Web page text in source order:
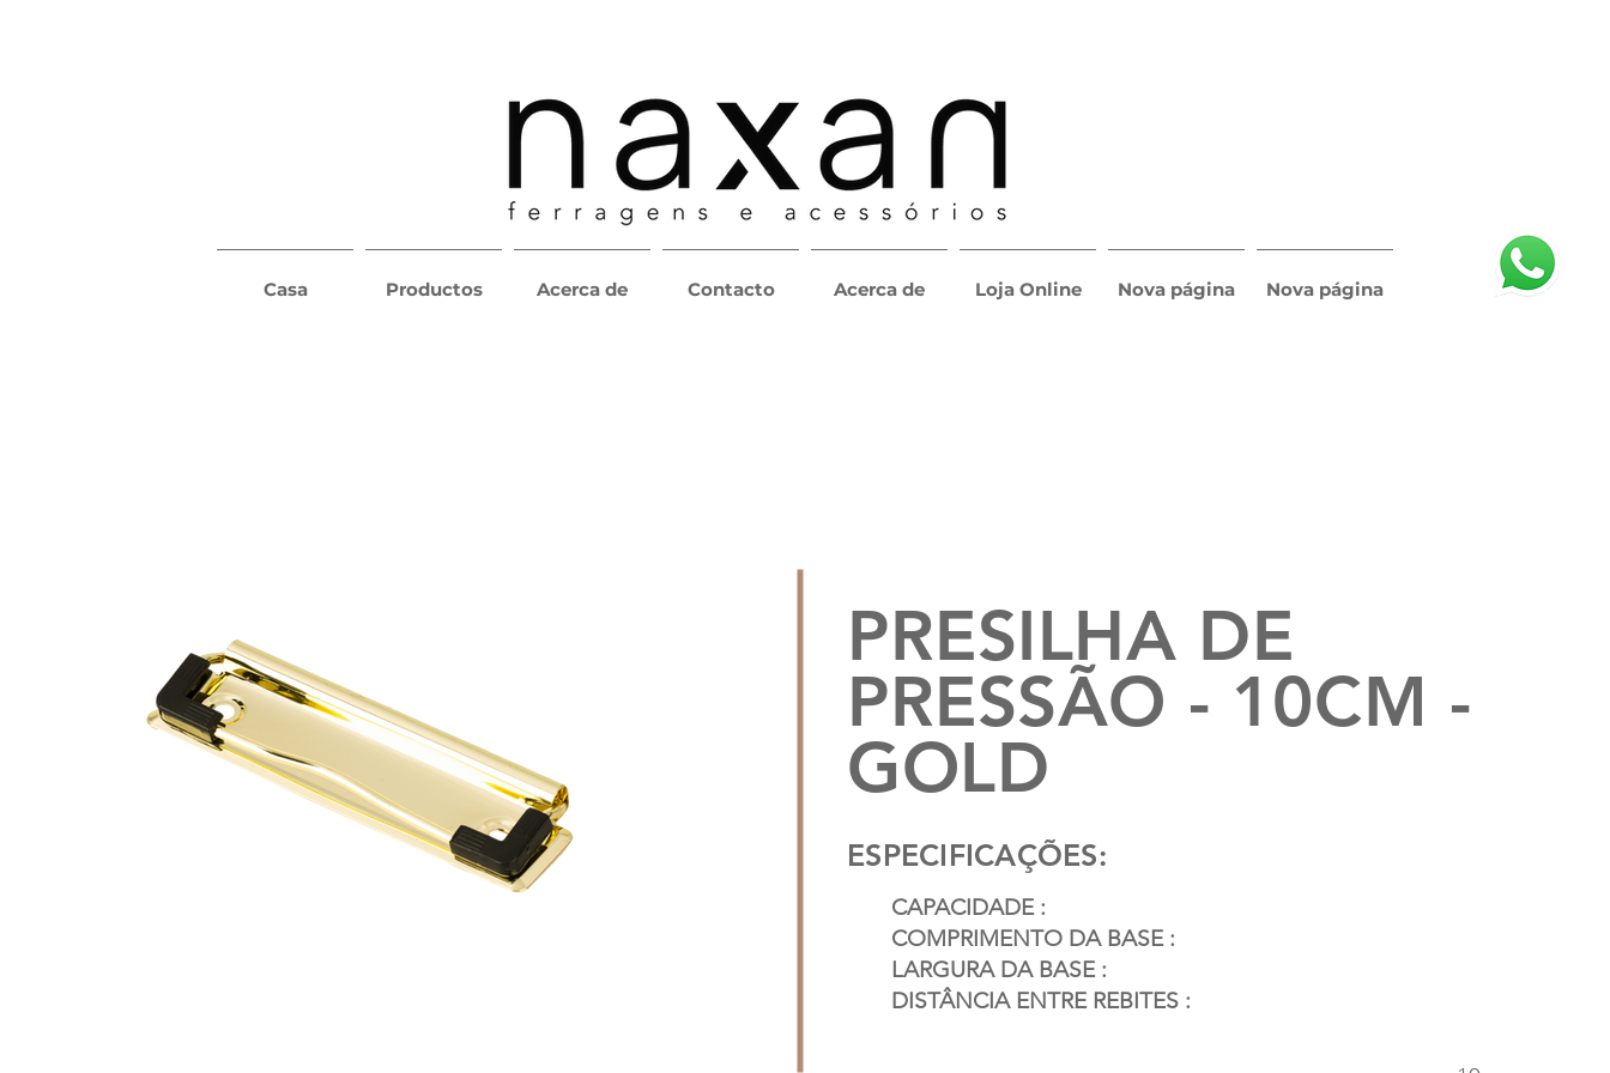
Casa Productos Acerca de Contacto Acerca de Loja Online Nova página Nova página
PRESILHA DE
PRESSÃO - 10CM -
GOLD
ESPECIFICAÇÕES:
CAPACIDADE :
COMPRIMENTO DA BASE :
LARGURA DA BASE :
DISTÂNCIA ENTRE REBITES :